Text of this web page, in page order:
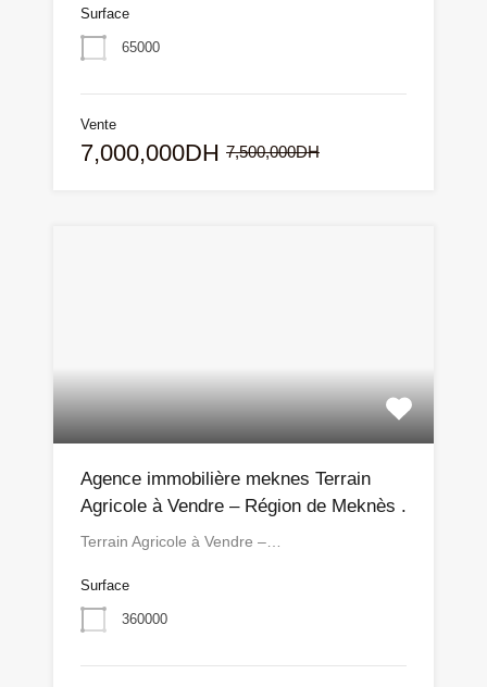
Surface
65000
Vente
7,000,000DH 7,500,000DH
Agence immobilière meknes Terrain
Agricole à Vendre – Région de Meknès .
Terrain Agricole à Vendre –…
Surface
360000